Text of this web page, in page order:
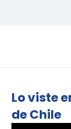
Lo viste
de Chile